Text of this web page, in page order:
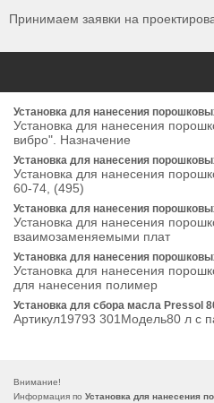
Принимаем заявки на
Установка для нанесения
Установка для нанесения
вибро". Назначение
Установка для нанесения
Установка для нанесения
60-74, (495)
Установка для нанесения
Установка для нанесения
взаимозаменяемыми плат
Установка для нанесения
Установка для нанесения
для нанесения полимер
Установка для сбора масла Pressol
Артикул19793 301Модель80 л с
Внимание!
Информация по Установка для нанесения